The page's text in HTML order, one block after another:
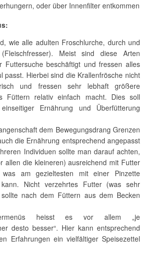
oder über Innenfilter entkommen
wie alle adulten Froschlurche, durch und
Meist sind diese Arten
Futtersuche beschäftigt und fressen alles
passt. Hierbei sind die Krallenfrösche nicht
und fressen sehr lebhaft größere
Füttern relativ einfach macht. Dies soll
Ernährung und Überfütterung
dem Bewegungsdrang Grenzen
die Ernährung entsprechend angepasst
Individuen sollte man darauf achten,
allen die kleineren) ausreichend mit Futter
was am gezieltesten mit einer Pinzette
Nicht verzehrtes Futter (was sehr
nach dem Füttern aus dem Becken
heisst es vor allem „je
desto besser“. Hier kann entsprechend
Erfahrungen ein vielfältiger Speisezettel